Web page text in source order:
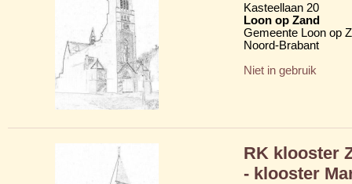
Kasteellaan 20
Loon op Zand
Gemeente Loon op
Noord-Brabant
Niet in gebruik
RK klooster
- klooster